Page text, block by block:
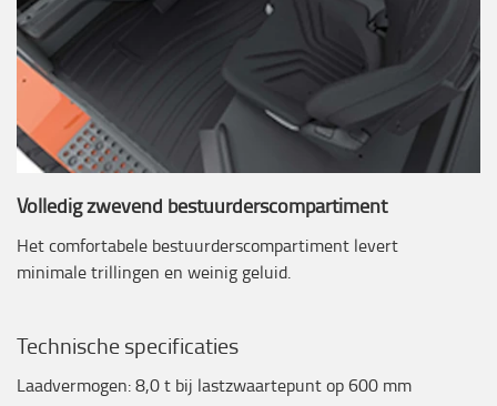
Volledig zwevend bestuurderscompartiment
Het comfortabele bestuurderscompartiment levert
minimale trillingen en weinig geluid.
Technische specificaties
Laadvermogen: 8,0 t bij lastzwaartepunt op 600 mm